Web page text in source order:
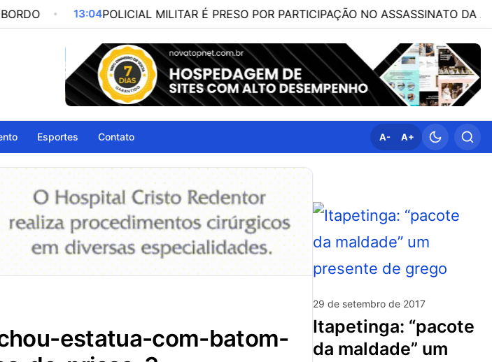
13:04 POLICIAL MILITAR É PRESO POR PARTICIPAÇÃO NO ASSASSINATO DA
Esportes Contato A- A+
29 de setembro de 2017
itapetinga: “pacote
da maldade” um